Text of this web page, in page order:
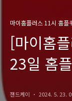
마이홈플러스 11시 홈플
[마이홈
23일 홈
잰드케이 2024. 5. 23.